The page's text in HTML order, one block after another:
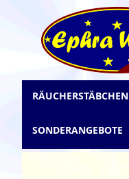
Inhalt
springen
RÄUCHERSTÄBCHEN
SONDERANGEBOTE